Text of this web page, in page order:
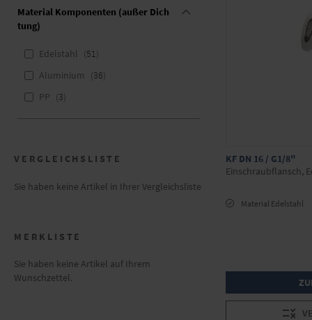
KF DN 16 / G1/8"
Einschraubflansch,
Material Edelstahl
Material Komponenten (außer Dich
tung)
Edelstahl
51
Aluminium
36
PP
3
VERGLEICHSLISTE
Sie haben keine Artikel in Ihrer Vergleichsliste
MERKLISTE
Sie haben keine Artikel auf Ihrem
Wunschzettel.